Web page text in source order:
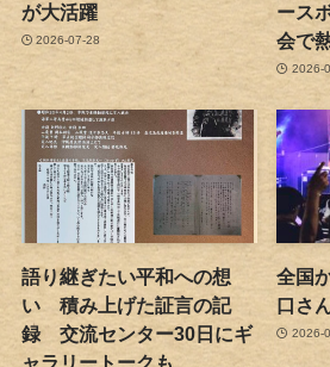
が大活躍
2026-07-28
ース
会で
2026-
語り継ぎたい平和への想
い 積み上げた証言の記
録 交流センター30日にギ
ャラリートークも
全国
口さ
2026-